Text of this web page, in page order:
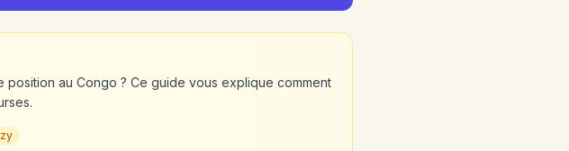
au Congo ? Ce guide vous explique comment